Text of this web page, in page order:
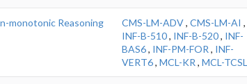
monotonic Reasoning CMS-LM-ADV, CMS-LM-AI ,
INF-B-510, INF-B-520, INF-
BAS6, INF-PM-FOR , INF-
VERT6, MCL-KR , MCL-TCSL